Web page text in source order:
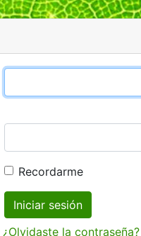
Recordarme
Iniciar sesión
¿Olvidaste la contraseña?